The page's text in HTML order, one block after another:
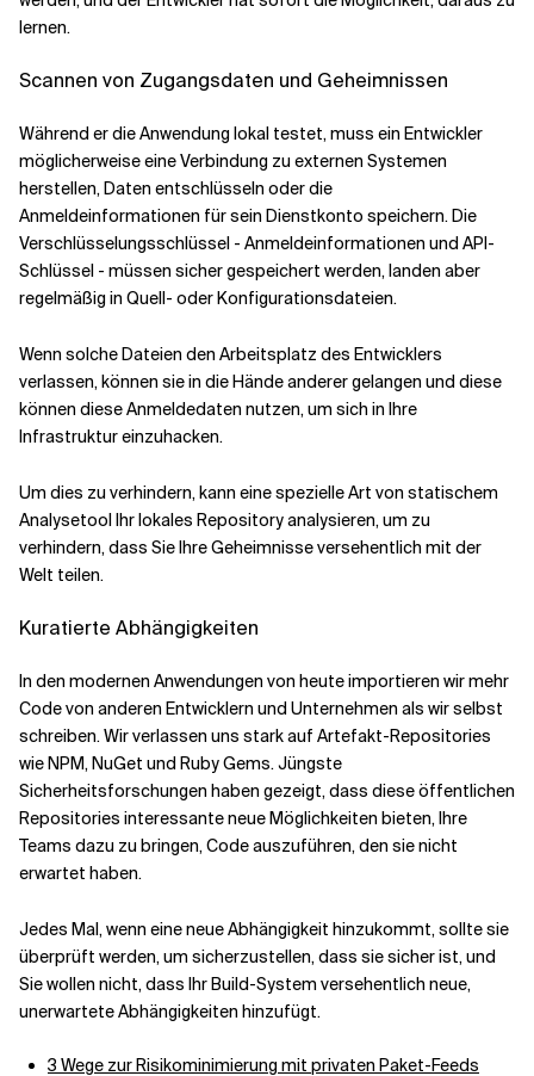
lernen.
Scannen von Zugangsdaten und Geheimnissen
Während er die Anwendung lokal testet, muss ein Entwickler
möglicherweise eine Verbindung zu externen Systemen
herstellen, Daten entschlüsseln oder die
Anmeldeinformationen für sein Dienstkonto speichern. Die
Verschlüsselungsschlüssel - Anmeldeinformationen und API-
Schlüssel - müssen sicher gespeichert werden, landen aber
regelmäßig in Quell- oder Konfigurationsdateien.
Wenn solche Dateien den Arbeitsplatz des Entwicklers
verlassen, können sie in die Hände anderer gelangen und diese
können diese Anmeldedaten nutzen, um sich in Ihre
Infrastruktur einzuhacken.
Um dies zu verhindern, kann eine spezielle Art von statischem
Analysetool Ihr lokales Repository analysieren, um zu
verhindern, dass Sie Ihre Geheimnisse versehentlich mit der
Welt teilen.
Kuratierte Abhängigkeiten
In den modernen Anwendungen von heute importieren wir mehr
Code von anderen Entwicklern und Unternehmen als wir selbst
schreiben. Wir verlassen uns stark auf Artefakt-Repositories
wie NPM, NuGet und Ruby Gems. Jüngste
Sicherheitsforschungen haben gezeigt, dass diese öffentlichen
Repositories interessante neue Möglichkeiten bieten, Ihre
Teams dazu zu bringen, Code auszuführen, den sie nicht
erwartet haben.
Jedes Mal, wenn eine neue Abhängigkeit hinzukommt, sollte sie
überprüft werden, um sicherzustellen, dass sie sicher ist, und
Sie wollen nicht, dass Ihr Build-System versehentlich neue,
unerwartete Abhängigkeiten hinzufügt.
3 Wege zur Risikominimierung mit privaten Paket-Feeds